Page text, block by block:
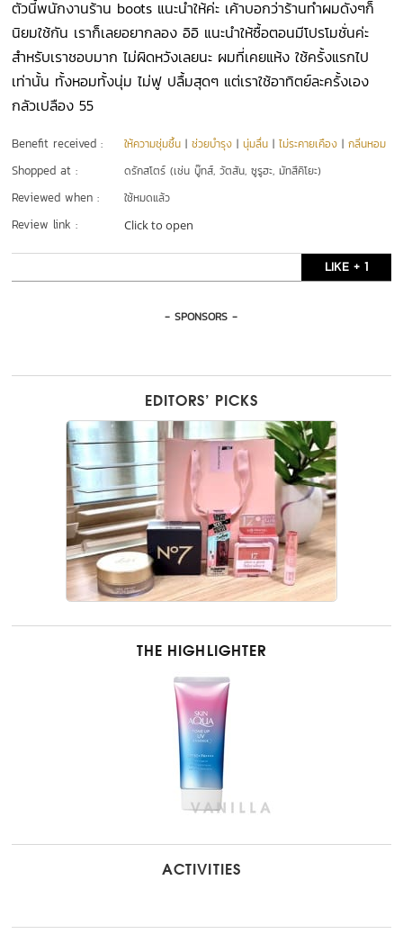
ตัวนี้พนักงานร้าน boots แนะนำให้ค่ะ เค้าบอกว่าร้านทำผมดังๆก็
นิยมใช้กัน เราก็เลยอยากลอง อิอิ แนะนำให้ซื้อตอนมีโปรโมชั่นค่ะ
สำหรับเราชอบมาก ไม่ผิดหวังเลยนะ ผมที่เคยแห้ง ใช้ครั้งแรกไป
เท่านั้น ทั้งหอมทั้งนุ่ม ไม่ฟู ปลื้มสุดๆ แต่เราใช้อาทิตย์ละครั้งเอง
กลัวเปลือง 55
Benefit received : ให้ความชุ่มชื้น |ช่วยบำรุง |นุ่มลื่น |ไม่ระคายเคือง |กลิ่นหอม
Shopped at : ดรักสโตร์ (เช่น บู๊ทส์, วัตสัน, ซูรูฮะ, มัทสึคิโยะ)
Reviewed when : ใช้หมดแล้ว
Review link : Click to open
LIKE + 1
- SPONSORS -
EDITORS’ PICKS
THE HIGHLIGHTER
ACTIVITIES